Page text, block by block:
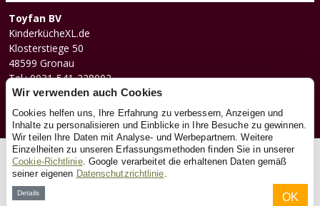
Toyfan BV
KinderkücheXL.de
Klosterstiege 50
48599 Gronau
Tel.: 0031-541-228002
Facebook
Instagram
© 2026 Toyfan BV
Allgemeine Geschäftsbedingungen
Haftungsausschluss
Wir verwenden auch Cookies
Cookies helfen uns, Ihre Erfahrung zu verbessern, Anzeigen und
Inhalte zu personalisieren und Einblicke in Ihre Besuche zu gewinnen.
Wir teilen Ihre Daten mit Analyse- und Werbepartnern. Weitere
Einzelheiten zu unseren Erfassungsmethoden finden Sie in unserer
Cookie-Richtlinie. Google verarbeitet die erhaltenen Daten gemäß
seiner eigenen Datenschutzrichtlinie
Details OK